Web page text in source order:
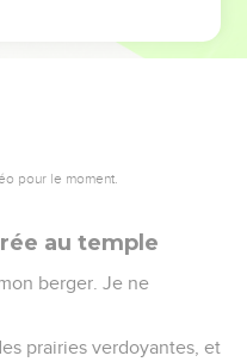
pour le moment.
au temple
berger. Je ne
prairies verdoyantes, et